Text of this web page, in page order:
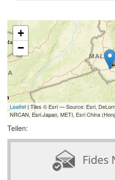
+
−
Leaflet| Tiles © Esri — Source: Esri,
NRCAN, Esri Japan, METI, Esri China
Teilen: